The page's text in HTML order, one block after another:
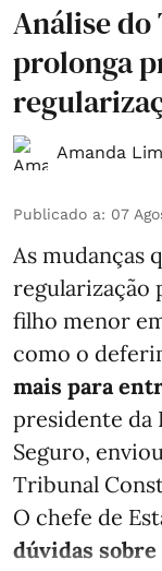
Análise
prolonga
Amanda
Publicado a: 07
As mudanças
regularização
filho menor
como o
mais para
presidente da
Seguro,
Tribunal
O chefe de
dúvidas sobre